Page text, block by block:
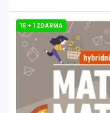
15 + 1 ZDARMA